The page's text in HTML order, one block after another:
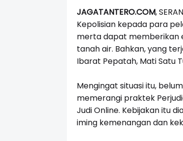
JAGATANTERO.COM,
Kepolisian kepada para
merta dapat memberikan
tanah air. Bahkan, yang
Ibarat Pepatah, Mati Satu
Mengingat situasi itu,
memerangi praktek
Judi Online. Kebijakan itu
iming kemenangan dan